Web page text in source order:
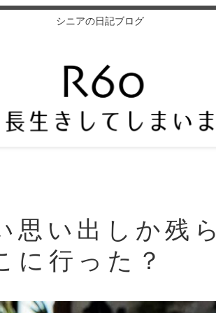
シニアの日記ブログ
思い出しか残ら
に行った？